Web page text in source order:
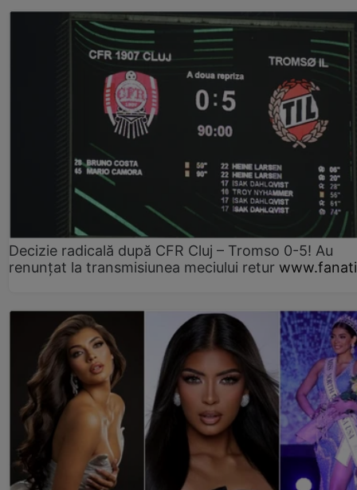
Decizie radicală după CFR Cluj – Tromso 0-5! Au
renunțat la transmisiunea meciului retur